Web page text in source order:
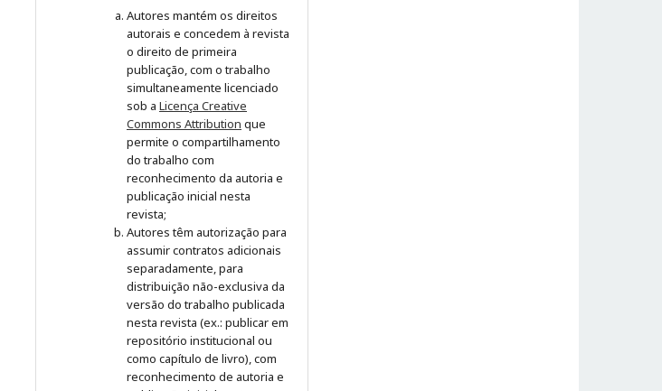
Autores mantém os direitos
autorais e concedem à revista
o direito de primeira
publicação, com o trabalho
simultaneamente licenciado
sob a Licença Creative
Commons Attribution que
permite o compartilhamento
do trabalho com
reconhecimento da autoria e
publicação inicial nesta
revista;
Autores têm autorização para
assumir contratos adicionais
separadamente, para
distribuição não-exclusiva da
versão do trabalho publicada
nesta revista (ex.: publicar em
repositório institucional ou
como capítulo de livro), com
reconhecimento de autoria e